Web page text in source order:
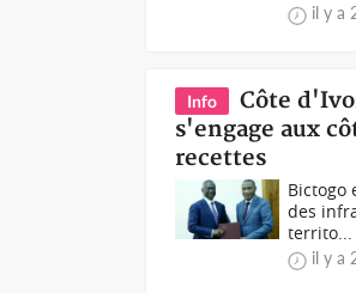
il y a
Info
Côte
s'engage aux
recettes
Bictogo
des
territo...
il y a